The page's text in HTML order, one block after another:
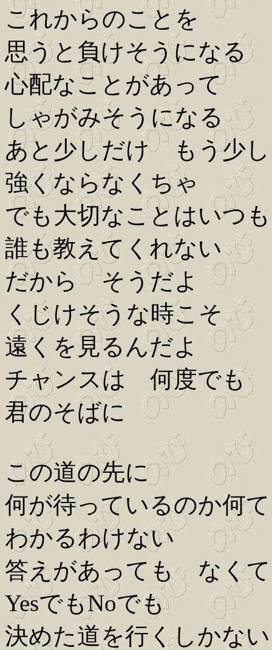
これからのことを
思うと負けそうになる
心配なことがあって
しゃがみそうになる
あと少しだけ もう少し
強くならなくちゃ
でも大切なことはいつも
誰も教えてくれない
だから そうだよ
くじけそうな時こそ
遠くを見るんだよ
チャンスは 何度でも
君のそばに
この道の先に
何が待っているのか何
わかるわけない
答えがあっても なく
YesでもNoでも
決めた道を行くしかな